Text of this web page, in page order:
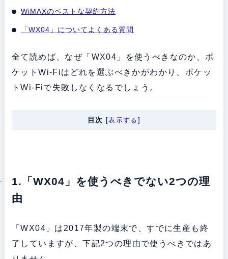
WiMAXのベストな契約方法
「WX04」についてよくある質問
全て読めば、なぜ「WX04」を使うべきなのか、ポ
ケットWi-Fiはどれを選ぶべきかがわかり、ポケッ
トWi-Fiで失敗しなくなるでしょう。
目次 [表示する
1.「WX04」を使うべきでない2つの理
由
「WX04」は2017年製の端末で、すでに生産も終
了していますが、下記2つの理由で使うべきではあ